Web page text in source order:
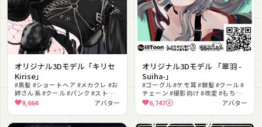
オリジナル3Dモデル「キリセ
Kirise」
#黒髪 #ショートヘア #メカクレ #お
姉さん系 #クール #パンク #ストリ
ート #レザージャケット #チェーン
#VRCFT対応
9,664 アバター
オリジナル3Dモデル 「翠羽 -
Suiha-」
#ゴーグル #ケモ耳 #銀髪 #クール #
チェーン #撮影向け #改変 #もちふ
ぃった〜対応
6,747 アバター